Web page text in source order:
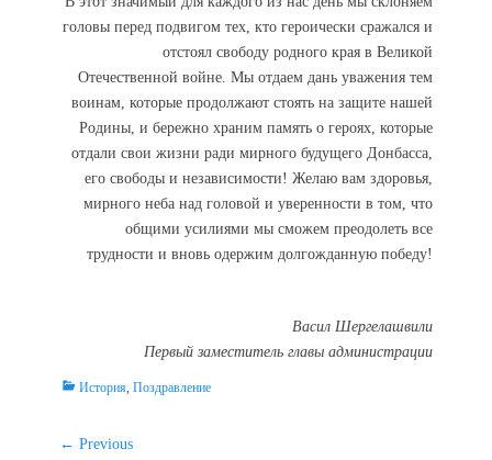
головы перед подвигом тех, кто героически сражался и
отстоял свободу родного края в Великой
Отечественной войне. Мы отдаем дань уважения тем
воинам, которые продолжают стоять на защите нашей
Родины, и бережно храним память о героях, которые
отдали свои жизни ради мирного будущего Донбасса,
его свободы и независимости! Желаю вам здоровья,
мирного неба над головой и уверенности в том, что
общими усилиями мы сможем преодолеть все
трудности и вновь одержим долгожданную победу!
Васил Шергелашвили
Первый заместитель главы администрации
Categories
История, Поздравление
Навигация
← Previous